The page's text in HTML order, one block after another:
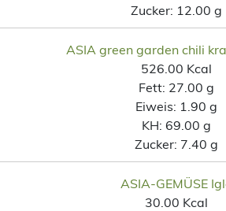
Zucker: 12.00 g
ASIA green garden chili
526.00 Kcal
Fett: 27.00 g
Eiweis: 1.90 g
KH: 69.00 g
Zucker: 7.40 g
ASIA-GEMÜSE
30.00 Kcal